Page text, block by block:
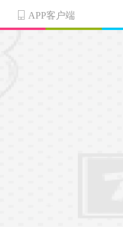
APP客户端